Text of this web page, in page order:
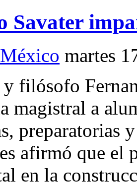
Savater
martes
filósofo
magistral a
preparatorias
afirmó que el
en la